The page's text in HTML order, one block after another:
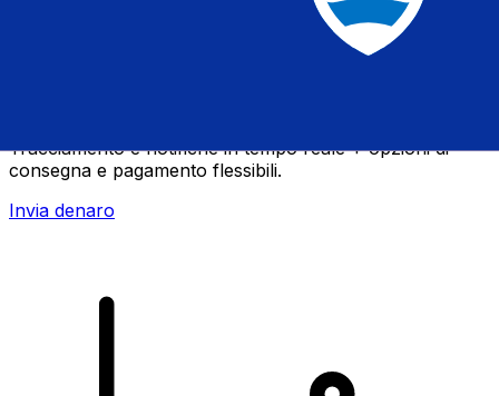
Tracciamento e notifiche in tempo reale + opzioni di
consegna e pagamento flessibili.
Invia denaro